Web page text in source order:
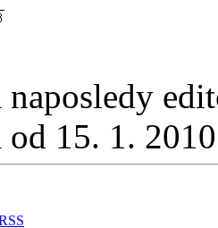
naposledy
od 15. 1.